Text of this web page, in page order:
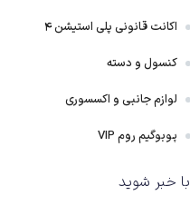
اکانت قانونی پلی استیشن ۴
کنسول و دسته
لوازم جانبی و اکسسوری
پوبوگیم روم VIP
با خبر شوید